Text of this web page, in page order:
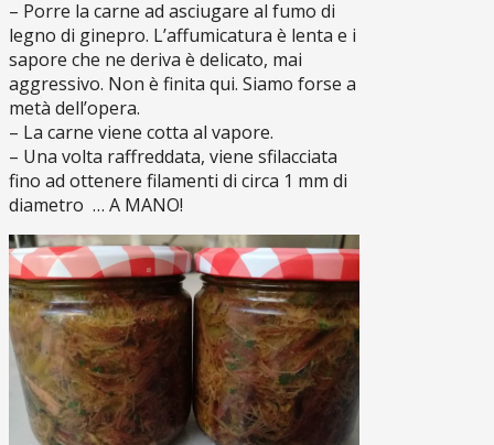
– Porre la carne ad asciugare al fumo di
legno di ginepro. L’affumicatura è lenta e i
sapore che ne deriva è delicato, mai
aggressivo. Non è finita qui. Siamo forse a
metà dell’opera.
– La carne viene cotta al vapore.
– Una volta raffreddata, viene sfilacciata
fino ad ottenere filamenti di circa 1 mm di
diametro … A MANO!